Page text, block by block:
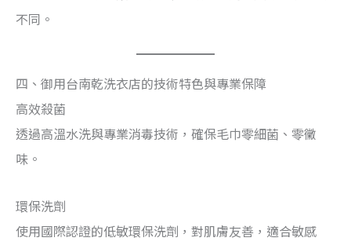
不同。
四、御用台南乾洗衣店的技術特色與專業保障
高效殺菌
透過高溫水洗與專業消毒技術，確保毛巾零細菌、零黴
味。
環保洗劑
使用國際認證的低敏環保洗劑，對肌膚友善，適合敏感